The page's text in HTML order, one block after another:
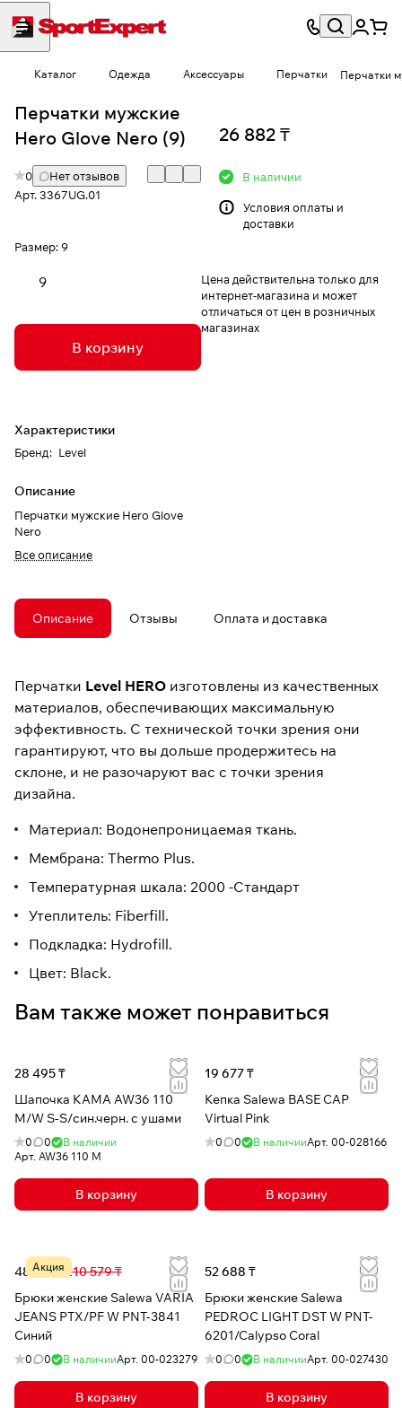
Каталог Одежда Аксессуары Перчатки Перчатки
Перчатки мужские
Hero Glove Nero (9)
0
Нет отзывов
Арт.3367UG.01
Размер:9
9
В корзину
Характеристики
Бренд: Level
Описание
Перчатки мужские Hero Glove
Nero
Все описание
26 882 ₸
В наличии
Условия оплаты и
доставки
Цена действительна только для
интернет-магазина и может
отличаться от цен в розничных
магазинах
Описание Отзывы Оплата и доставка
Перчатки Level HERO изготовлены из качественных
материалов, обеспечивающих максимальную
эффективность. С технической точки зрения они
гарантируют, что вы дольше продержитесь на
склоне, и не разочаруют вас с точки зрения
дизайна.
Материал: Водонепроницаемая ткань.
Мембрана: Thermo Plus.
Температурная шкала: 2000 -Стандарт
Утеплитель: Fiberfill.
Подкладка: Hydrofill.
Цвет: Black.
Вам также может понравиться
28 495 ₸
Шапочка КАМА AW36 110
М/W S-S/син.черн. с ушами
0 0
В наличии
Арт. AW36 110 М
В корзину
19 677 ₸
Кепка Salewa BASE CAP
Virtual Pink
0 0 В наличииАрт. 00-028166
В корзину
Акция
48 382 ₸ 210 579 ₸
Брюки женские Salewa VARIA
JEANS PTX/PF W PNT-3841
Синий
0 0 В наличииАрт. 00-023279
В корзину
52 688 ₸
Брюки женские Salewa
PEDROC LIGHT DST W PNT-
6201/Calypso Coral
0 0 В наличииАрт. 00-027430
В корзину